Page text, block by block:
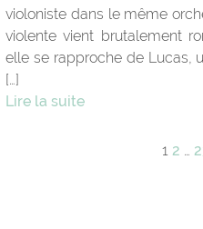
violoniste dans le même
violente vient brutalement
elle se rapproche de Lucas,
[…]
Lire la suite
1 2 …